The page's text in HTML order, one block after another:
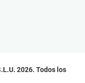
2026. Todos los